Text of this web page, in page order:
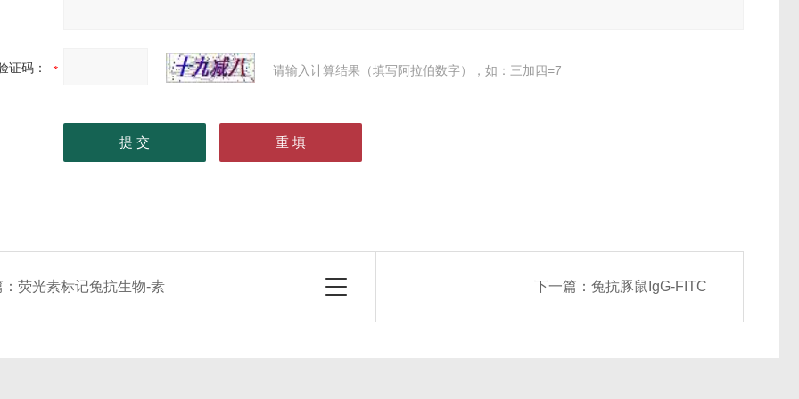
证码： 请输入计算结果（填写阿拉伯数字），如：三加四=7
：荧光素标记兔抗生物-素 下一篇： 兔抗豚鼠IgG-FITC